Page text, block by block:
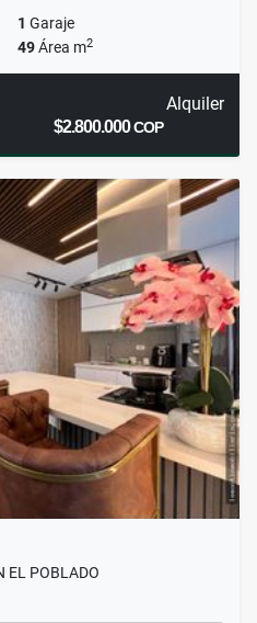
1 Garaje
49Área m2
Alquiler
$2.800.000COP
EL POBLADO